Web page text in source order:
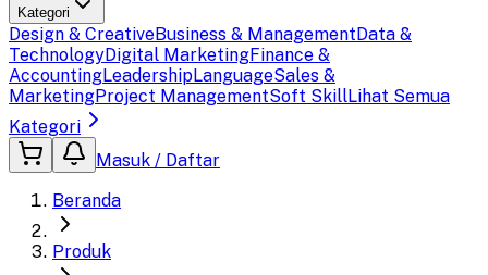
Kategori
Design & CreativeBusiness & ManagementData &
TechnologyDigital MarketingFinance &
AccountingLeadershipLanguageSales &
MarketingProject ManagementSoft SkillLihat Semua
Kategori
Masuk / Daftar
Beranda
Produk